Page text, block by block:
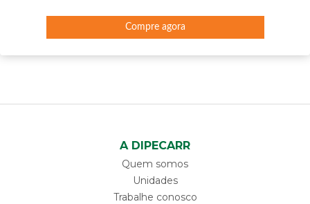
Compre agora
A DIPECARR
Quem somos
Unidades
Trabalhe conosco